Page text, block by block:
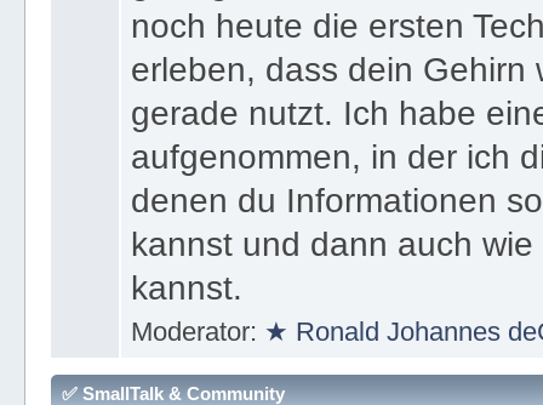
noch heute die ersten
erleben, dass dein Gehirn
gerade nutzt. Ich habe
aufgenommen, in der ich
denen du Informationen
kannst und dann auch
kannst.
Moderator: ★ Ronald Johannes
✅ SmallTalk & Community